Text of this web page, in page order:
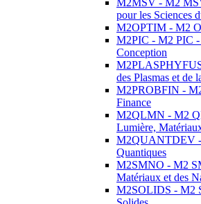
M2MSV - M2
pour les Sciences
M2OPTIM - M2
M2PIC - M2 PIC
Conception
des Plasmas et de
M2PROBFIN -
Finance
M2QLMN - M2
Lumière,
M2QUANTDEV
Quantiques
M2SMNO - M2
Matériaux et des
M2SOLIDS - M2